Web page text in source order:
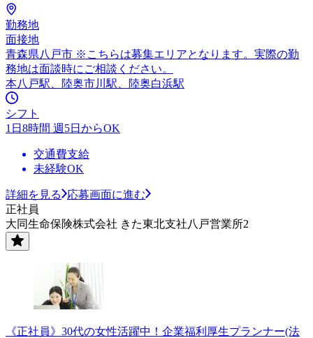
勤務地
面接地
青森県八戸市 ※こちらは募集エリアとなります。実際の勤
務地は面談時にご相談ください。
本八戸駅、陸奥市川駅、陸奥白浜駅
シフト
1日8時間 週5日からOK
交通費支給
未経験OK
詳細を見る
応募画面に進む
正社員
大同生命保険株式会社 きた東北支社八戸営業所2
《正社員》30代の女性活躍中！企業福利厚生プランナー(法